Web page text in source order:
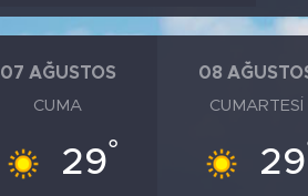
07 AĞUSTOS
CUMA
29°
08
CUMARTESI
29